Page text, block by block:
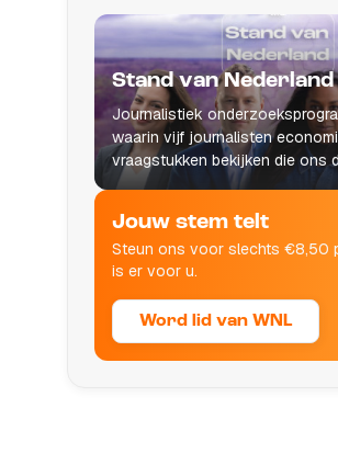
Stand van Nederland
Journalistiek
waarin vijf journalisten
vraagstukken bekijken die ons
leven raken.
Jouw stem telt
Steun ons voor slechts €8,50
is er voor u.
Word lid van WNL